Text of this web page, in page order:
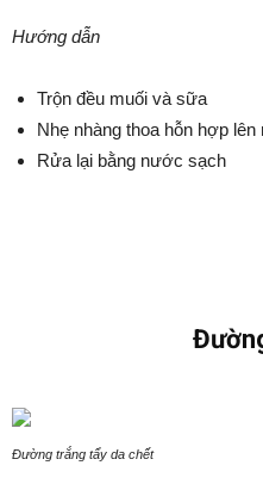
Hướng dẫn
Trộn đều muối và sữa
Nhẹ nhàng thoa hỗn hợp
Rửa lại bằng nước sạch
Đường trắng tẩy da chết